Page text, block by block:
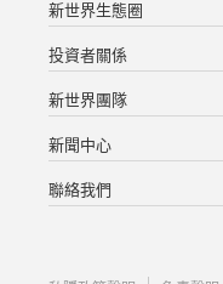
新世界生態圈
投資者關係
新世界團隊
新聞中心
聯絡我們